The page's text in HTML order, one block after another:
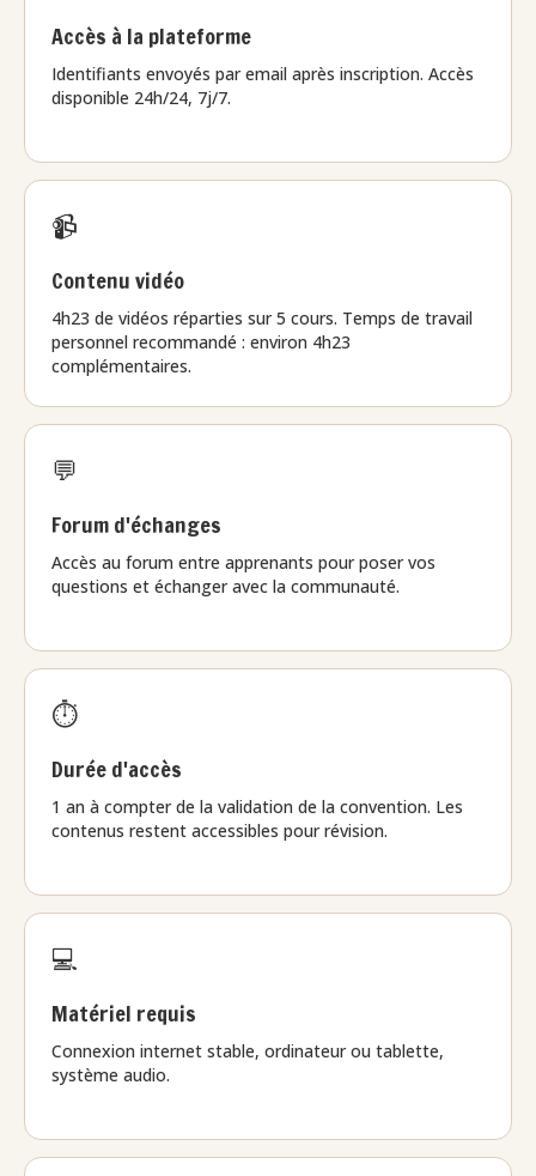
Accès à la plateforme
Identifiants envoyés par email après inscription. Accès
disponible 24h/24, 7j/7.
📹
Contenu vidéo
4h23 de vidéos réparties sur 5 cours. Temps de travail
personnel recommandé : environ 4h23
complémentaires.
💬
Forum d'échanges
Accès au forum entre apprenants pour poser vos
questions et échanger avec la communauté.
⏱️
Durée d'accès
1 an à compter de la validation de la convention. Les
contenus restent accessibles pour révision.
💻
Matériel requis
Connexion internet stable, ordinateur ou tablette,
système audio.